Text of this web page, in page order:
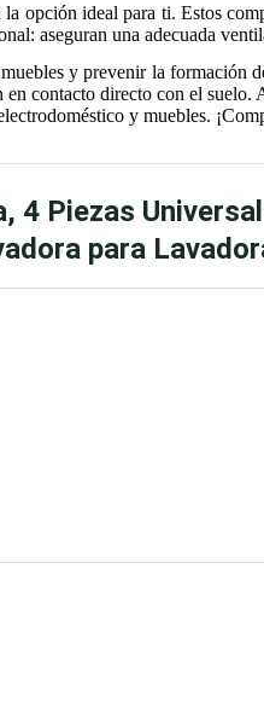
ideal para ti. Estos
aseguran una adecuada
y prevenir la
contacto directo con el
y muebles.
4 Piezas
para